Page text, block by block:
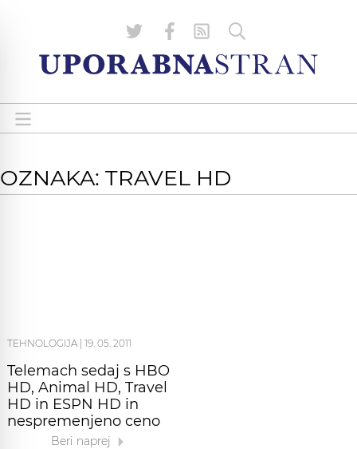
OZNAKA: TRAVEL HD
TEHNOLOGIJA 19. 05. 2011
Telemach sedaj s HBO
HD, Animal HD, Travel
HD in ESPN HD in
nespremenjeno ceno
Beri naprej